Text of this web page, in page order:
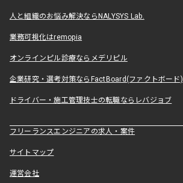
人と組織のお悩み解決ならNALYSYS Lab.
業務可視化はremopia
オンラインピル診療ならメデリピル
企業研究・選考対策ならFactBoard(ファクトボード)
ドライバー・施工管理技士の転職ならレバジョブ
フリーランスエンジニアの求人・案件
サイトマップ
運営会社